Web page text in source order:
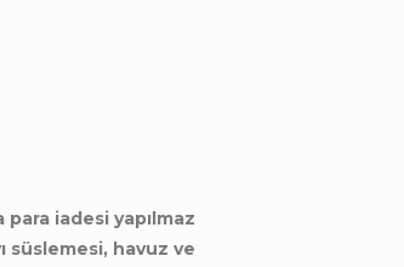
iadesi yapılmaz
süslemesi, havuz ve